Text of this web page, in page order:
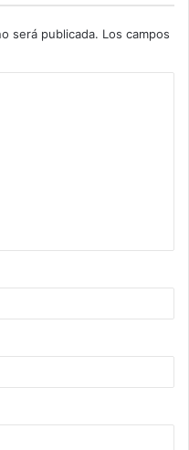
será publicada. Los campos